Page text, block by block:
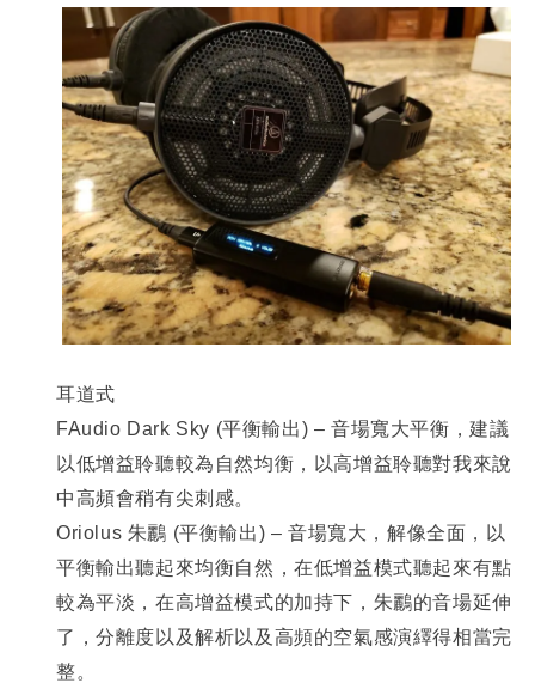
耳道式
FAudio Dark Sky (平衡輸出) – 音場寬大平衡，建議
以低增益聆聽較為自然均衡，以高增益聆聽對我來說
中高頻會稍有尖刺感。
Oriolus 朱鸝 (平衡輸出) – 音場寬大，解像全面，以
平衡輸出聽起來均衡自然，在低增益模式聽起來有點
較為平淡，在高增益模式的加持下，朱鸝的音場延伸
了，分離度以及解析以及高頻的空氣感演繹得相當完
整。